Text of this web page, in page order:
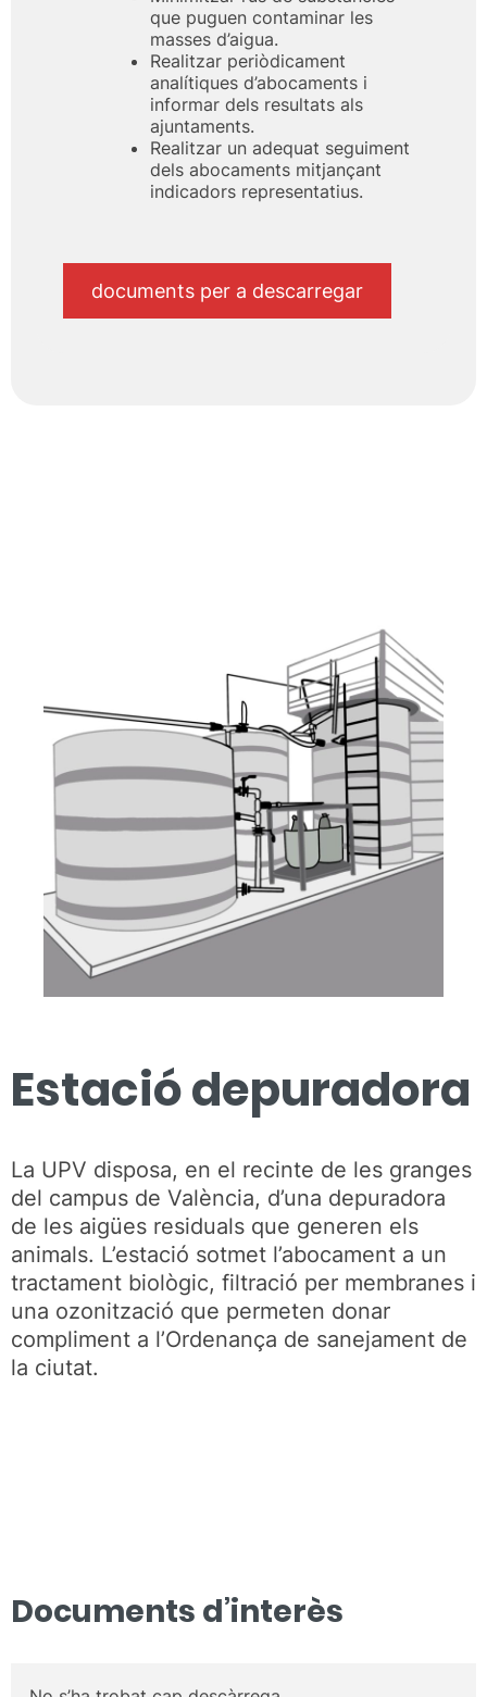
que puguen contaminar les
masses d’aigua.
Realitzar periòdicament
analítiques d’abocaments i
informar dels resultats als
ajuntaments.
Realitzar un adequat seguiment
dels abocaments mitjançant
indicadors representatius.
documents per a descarregar
Estació depuradora
La UPV disposa, en el recinte de les granges
del campus de València, d’una depuradora
de les aigües residuals que generen els
animals. L’estació sotmet l’abocament a un
tractament biològic, filtració per membranes i
una ozonització que permeten donar
compliment a l’Ordenança de sanejament de
la ciutat.
Documents d’interès